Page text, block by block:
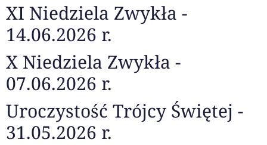
XI Niedziela Zwykła -
14.06.2026 r.
X Niedziela Zwykła -
07.06.2026 r.
Uroczystość Trójcy Świętej -
31.05.2026 r.